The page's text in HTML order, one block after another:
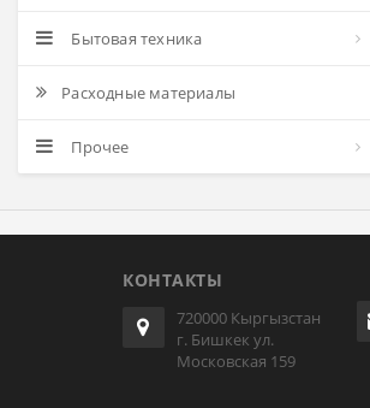
Бытовая техника
Расходные материалы
Прочее
КОНТАКТЫ
720000 Кыргызстан
г. Бишкек ул.
Московская 159